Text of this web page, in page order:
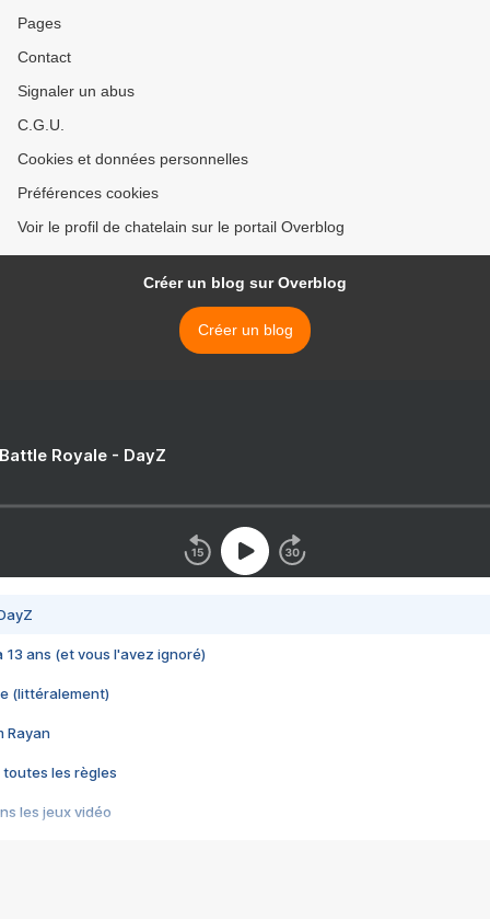
Pages
Contact
Signaler un abus
C.G.U.
Cookies et données personnelles
Préférences cookies
Voir le profil de chatelain sur le portail Overblog
Créer un blog sur Overblog
Créer un blog
Royale - DayZ
13 ans (et vous l'avez ignoré)
(littéralement)
Rayan
toutes les règles
les jeux vidéo